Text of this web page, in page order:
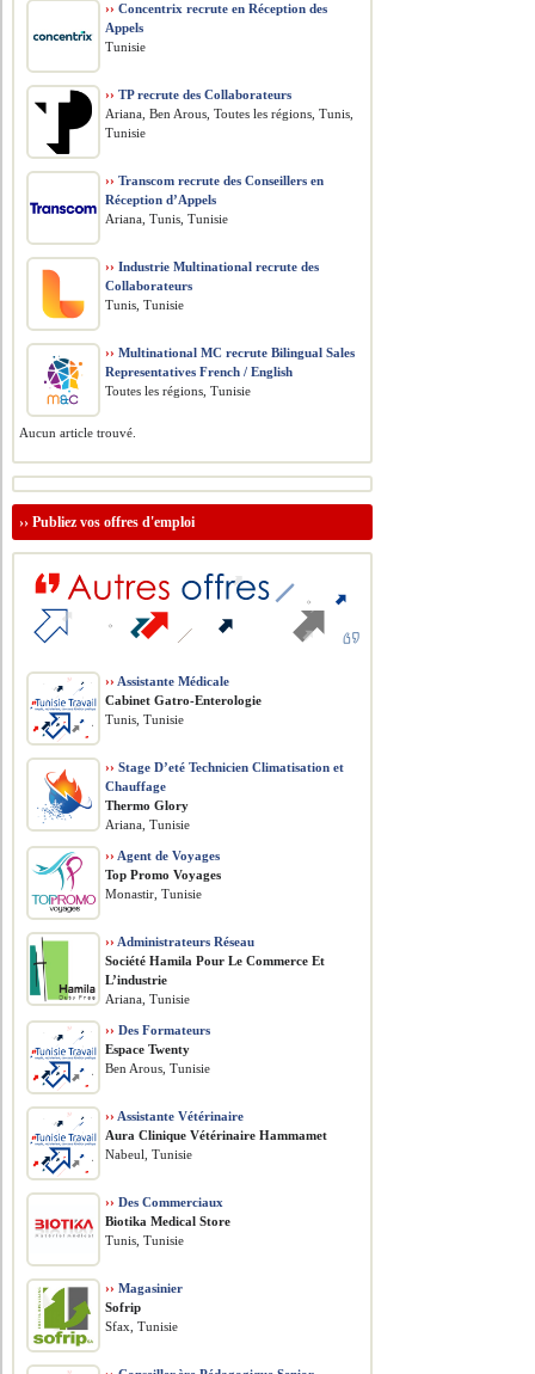
›› Concentrix recrute en Réception des
Appels
Tunisie
›› TP recrute des Collaborateurs
Ariana, Ben Arous, Toutes les régions, Tunis,
Tunisie
›› Transcom recrute des Conseillers en
Réception d’Appels
Ariana, Tunis, Tunisie
›› Industrie Multinational recrute des
Collaborateurs
Tunis, Tunisie
›› Multinational MC recrute Bilingual Sales
Representatives French / English
Toutes les régions, Tunisie
Aucun article trouvé.
››Publiez vos offres d'emploi
›› Assistante Médicale
Cabinet Gatro-Enterologie
Tunis, Tunisie
›› Stage D’eté Technicien Climatisation et
Chauffage
Thermo Glory
Ariana, Tunisie
›› Agent de Voyages
Top Promo Voyages
Monastir, Tunisie
›› Administrateurs Réseau
Société Hamila Pour Le Commerce Et
L’industrie
Ariana, Tunisie
›› Des Formateurs
Espace Twenty
Ben Arous, Tunisie
›› Assistante Vétérinaire
Aura Clinique Vétérinaire Hammamet
Nabeul, Tunisie
›› Des Commerciaux
Biotika Medical Store
Tunis, Tunisie
›› Magasinier
Sofrip
Sfax, Tunisie